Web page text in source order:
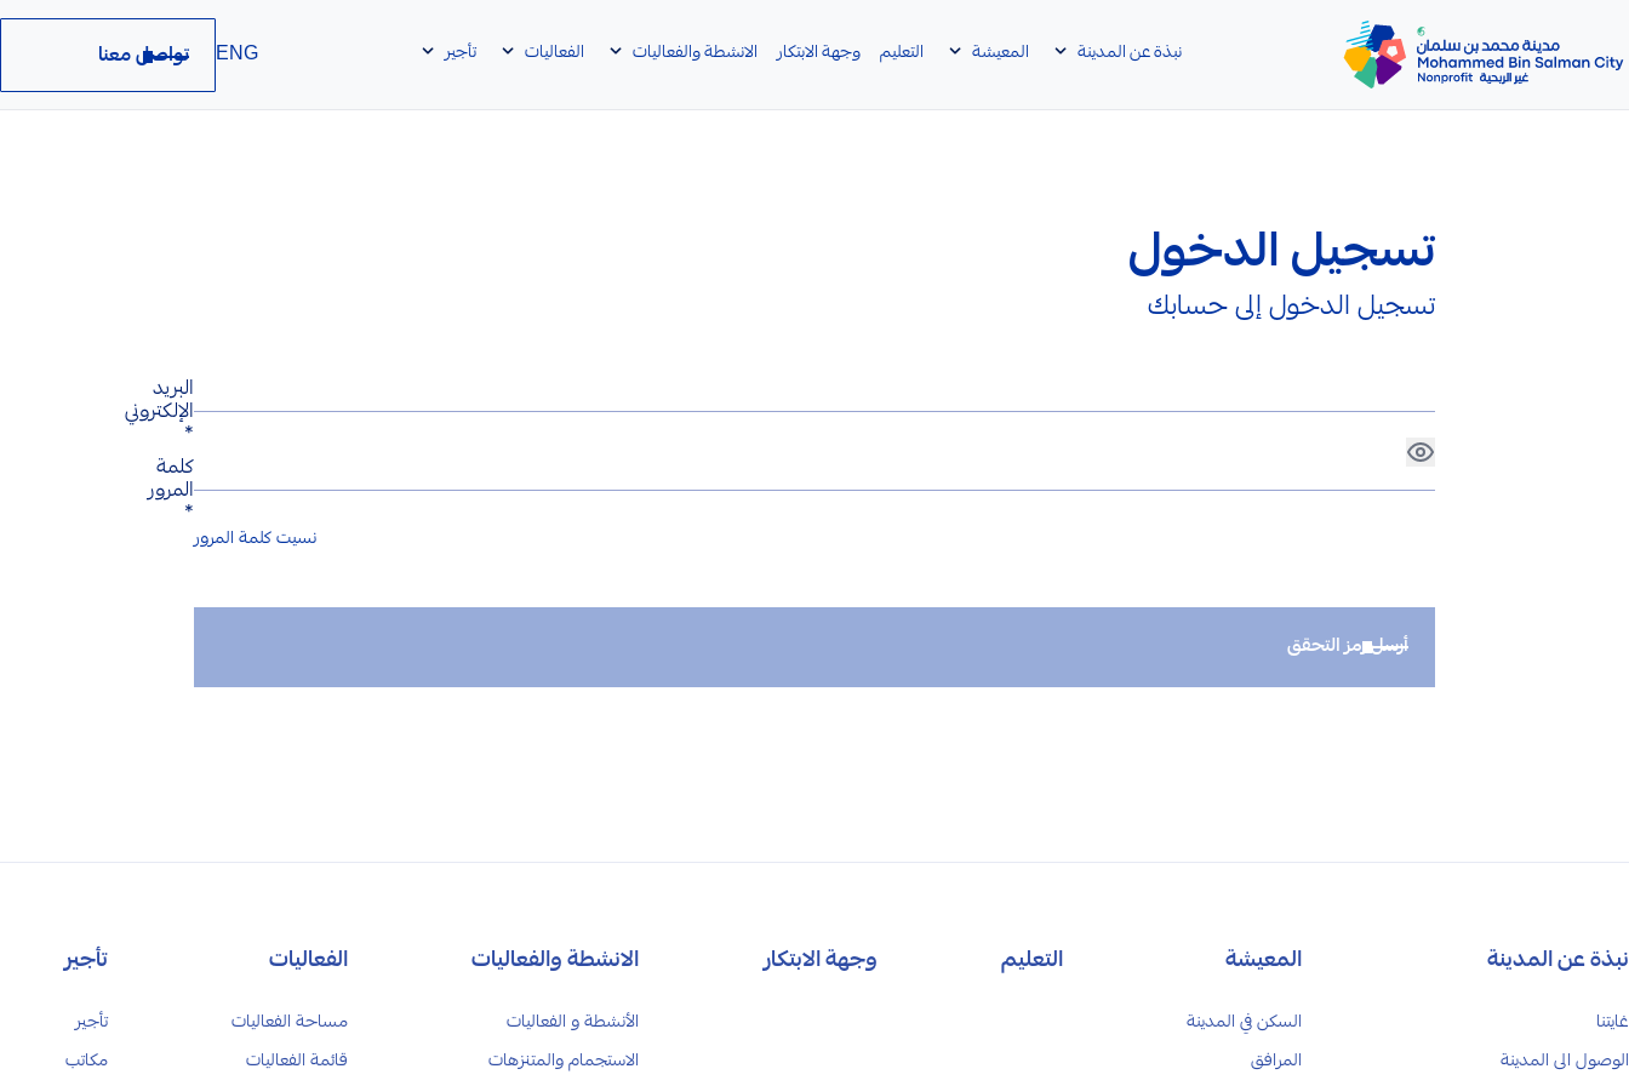
نبذة عن المدينة
المعيشة التعليم وجهة الابتكار الانشطة والفعاليات الفعاليات تأجير ENG تواصل معنا
تسجيل الدخول
تسجيل الدخول إلى حسابك
البريد
الإلكتروني
*
كلمة
المرور
*
نسيت كلمة المرور
أرسل رمز التحقق
نبذة عن المدينة
غايتنا
الوصول الى المدينة
المعيشة
السكن في المدينة
المرافق
التعليم وجهة الابتكار الانشطة والفعاليات
الأنشطة و الفعاليات
الاستجمام والمتنزهات
الفعاليات
مساحة الفعاليات
قائمة الفعاليات
تأجير
تأجير
مكاتب